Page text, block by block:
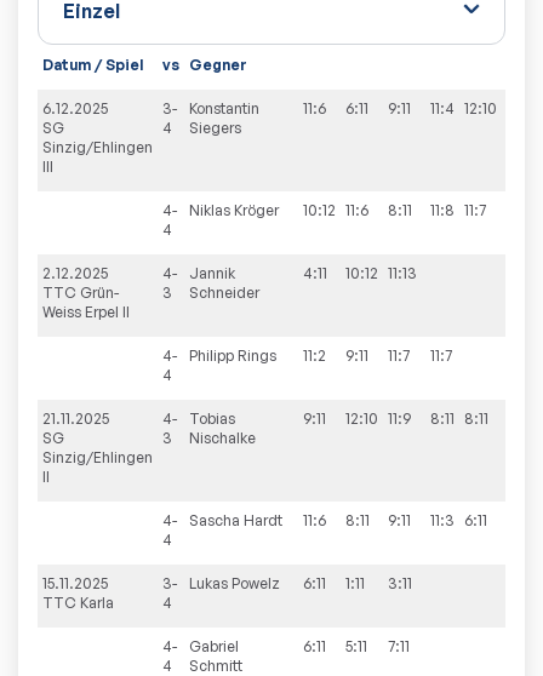
Datum / Spiel vs Gegner
6.12.2025
SG
Sinzig/Ehlingen
III
3-
4
Konstantin
Siegers
11:6 6:11 9:11 11:4 12:10
4-
4
Niklas Kröger 10:12 11:6 8:11 11:8 11:7
2.12.2025
TTC Grün-
Weiss Erpel II
4-
3
Jannik
Schneider
4:11 10:12 11:13
4-
4
Philipp Rings 11:2 9:11 11:7 11:7
21.11.2025
SG
Sinzig/Ehlingen
II
4-
3
Tobias
Nischalke
9:11 12:10 11:9 8:11 8:11
4-
4
Sascha Hardt 11:6 8:11 9:11 11:3 6:11
15.11.2025
TTC Karla
3-
4
Lukas Powelz 6:11 1:11 3:11
4-
4
Gabriel
Schmitt
6:11 5:11 7:11